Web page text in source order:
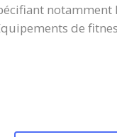
notamment
de